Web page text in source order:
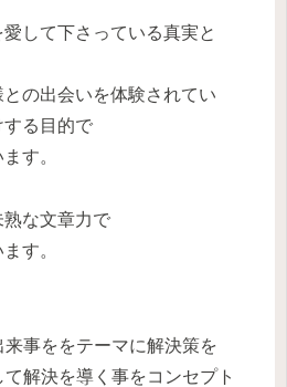
して下さっている真実と
の出会いを体験されてい
る目的で
す。
な文章力で
す。
事ををテーマに解決策を
解決を導く事をコンセプト